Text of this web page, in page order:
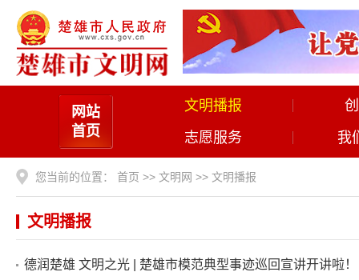
网站
首页
文明播报
志愿服务
我
您当前的位置： 首页 >> 文明网 >> 文明播报
文明播报
德润楚雄 文明之光 | 楚雄市模范典型事迹巡回宣讲开讲啦！